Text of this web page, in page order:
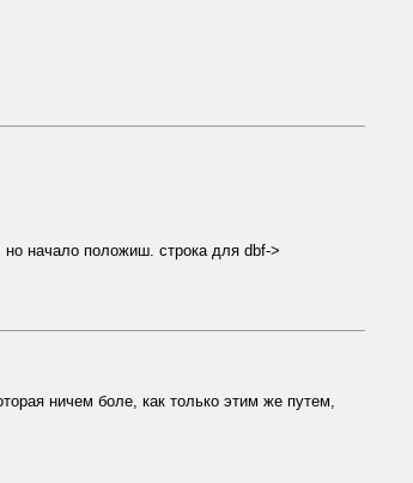
начало положиш. строка для dbf->
ничем боле, как только этим же путем,